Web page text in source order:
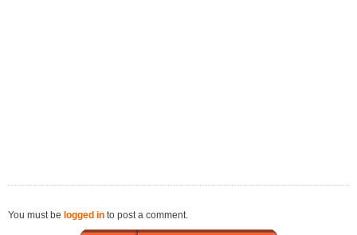
You must be logged in to post a comment.